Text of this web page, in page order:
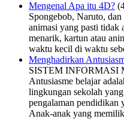
Mengenal Apa itu 4D?
Spongebob, Naruto,
animasi yang pasti tidak
menarik, kartun atau
waktu kecil di waktu
Menghadirkan
SISTEM
Antusiasme belajar
lingkungan sekolah
pengalaman pendidikan
Anak-anak yang